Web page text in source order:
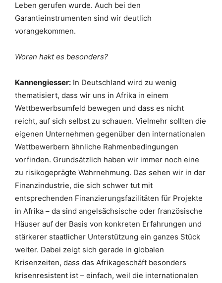
Leben gerufen wurde. Auch bei den
Garantieinstrumenten sind wir deutlich
vorangekommen.
Woran hakt es besonders?
Kannengiesser: In Deutschland wird zu wenig
thematisiert, dass wir uns in Afrika in einem
Wettbewerbsumfeld bewegen und dass es nicht
reicht, auf sich selbst zu schauen. Vielmehr sollten die
eigenen Unternehmen gegenüber den internationalen
Wettbewerbern ähnliche Rahmenbedingungen
vorfinden. Grundsätzlich haben wir immer noch eine
zu risikogeprägte Wahrnehmung. Das sehen wir in der
Finanzindustrie, die sich schwer tut mit
entsprechenden Finanzierungsfazilitäten für Projekte
in Afrika – da sind angelsächsische oder französische
Häuser auf der Basis von konkreten Erfahrungen und
stärkerer staatlicher Unterstützung ein ganzes Stück
weiter. Dabei zeigt sich gerade in globalen
Krisenzeiten, dass das Afrikageschäft besonders
krisenresistent ist – einfach, weil die internationalen